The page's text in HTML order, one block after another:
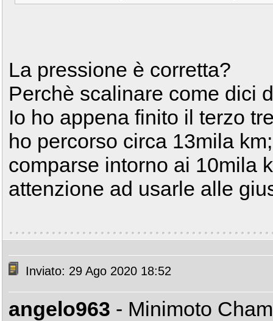
La pressione è corretta?
Perchè scalinare come dici
Io ho appena finito il terzo
ho percorso circa 13mila
comparse intorno ai 10mila
attenzione ad usarle alle
Inviato: 29 Ago 2020 18:52
angelo963 - Minimoto